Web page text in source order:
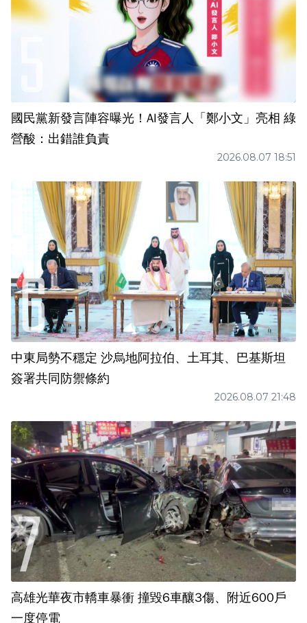
國民黨新發言陣容曝光！AI發言人「鄭小文」亮相 綠
營酸：出錯誰負責
2026.08.07 18:51
中東局勢不穩定 沙烏地阿拉伯、土耳其、巴基斯坦
簽署共同防禦條約
2026.08.07 21:48
高雄光華夜市轎車暴衝 撞毀6車釀3傷、附近600戶
一度停電